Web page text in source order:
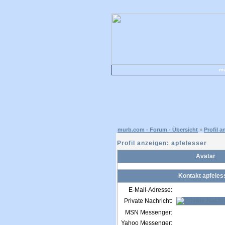
murb.com - Forum - Übersicht » Profil
Profil anzeigen: apfelesser
Avatar
Kontakt
E-Mail-Adresse:
Private Nachricht:
MSN Messenger:
Yahoo Messenger: